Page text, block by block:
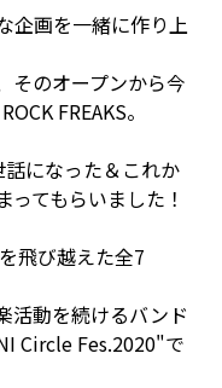
企画を一緒に作り上
そのオープンから今
FREAKS。
になった＆これか
てもらいました！
飛び越えた全7
活動を続けるバンド
Circle Fes.2020"で